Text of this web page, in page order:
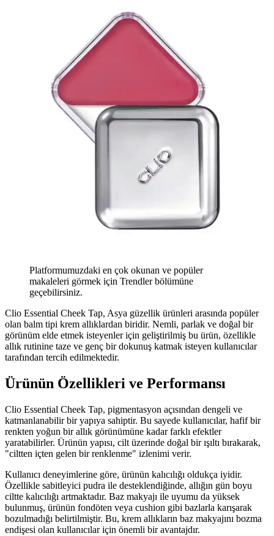
Platformumuzdaki en çok okunan ve popüler
makaleleri görmek için Trendler bölümüne
geçebilirsiniz.
Clio Essential Cheek Tap, Asya güzellik ürünleri arasında popüler
olan balm tipi krem allıklardan biridir. Nemli, parlak ve doğal bir
görünüm elde etmek isteyenler için geliştirilmiş bu ürün, özellikle
allık rutinine taze ve genç bir dokunuş katmak isteyen kullanıcılar
tarafından tercih edilmektedir.
Ürünün Özellikleri ve Performansı
Clio Essential Cheek Tap, pigmentasyon açısından dengeli ve
katmanlanabilir bir yapıya sahiptir. Bu sayede kullanıcılar, hafif bir
renkten yoğun bir allık görünümüne kadar farklı efektler
yaratabilirler. Ürünün yapısı, cilt üzerinde doğal bir ışıltı bırakarak,
"ciltten içten gelen bir renklenme" izlenimi verir.
Kullanıcı deneyimlerine göre, ürünün kalıcılığı oldukça iyidir.
Özellikle sabitleyici pudra ile desteklendiğinde, allığın gün boyu
ciltte kalıcılığı artmaktadır. Baz makyajı ile uyumu da yüksek
bulunmuş, ürünün fondöten veya cushion gibi bazlarla karışarak
bozulmadığı belirtilmiştir. Bu, krem allıkların baz makyajını bozma
endişesi olan kullanıcılar için önemli bir avantajdır.